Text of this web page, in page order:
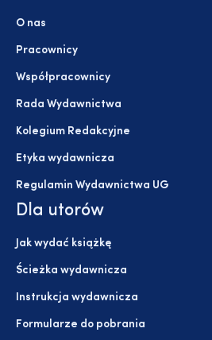
O nas
Pracownicy
Współpracownicy
Rada Wydawnictwa
Kolegium Redakcyjne
Etyka wydawnicza
Regulamin Wydawnictwa UG
Dla utorów
Jak wydać książkę
Ścieżka wydawnicza
Instrukcja wydawnicza
Formularze do pobrania